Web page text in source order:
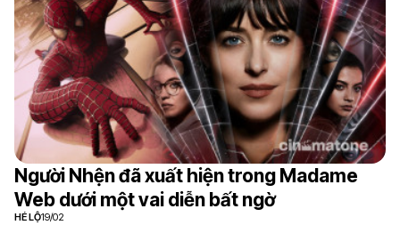
Người Nhện đã xuất hiện trong Madame
Web dưới một vai diễn bất ngờ
HÉ LỘ19/02